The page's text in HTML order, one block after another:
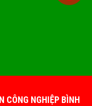
CÔNG NGHIỆP BÌNH